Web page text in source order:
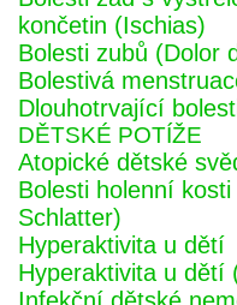
končetin (Ischias)
Bolesti zubů (Dolor
Bolestivá
Dlouhotrvající
DĚTSKÉ POTÍŽE
Atopické dětské
Bolesti holenní
Schlatter)
Hyperaktivita u dětí
Hyperaktivita u dětí